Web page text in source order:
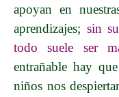
apoyan en
aprendizajes; sin
todo suele ser
entrañable hay
niños nos